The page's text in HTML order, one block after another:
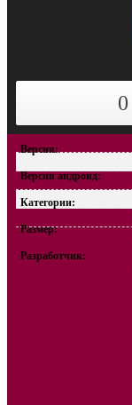
0
Версия:
Версия андроид:
Категории:
Размер:
Разработчик: